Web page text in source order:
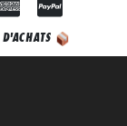
D'ACHATS